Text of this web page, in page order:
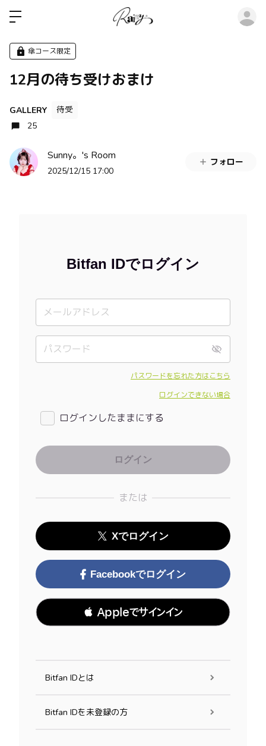
傘コース限定
12月の待ち受けおまけ
GALLERY
待受
25
Sunny。's Room
2025/12/15 17:00
フォロー
Bitfan IDでログイン
パスワードを忘れた方はこちら
ログインできない場合
ログインしたままにする
または
Xでログイン
Facebookでログイン
 Appleでサインイン
Bitfan IDとは
Bitfan IDを未登録の方